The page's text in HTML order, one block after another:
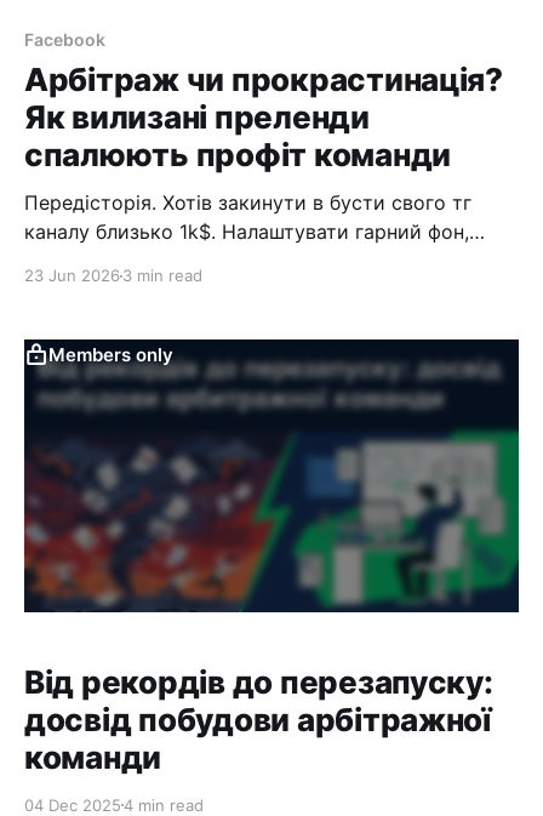
Facebook
Арбітраж чи прокрастинація?
Як вилизані преленди
спалюють профіт команди
Передісторія. Хотів закинути в бусти свого тг
каналу близько 1k$. Налаштувати гарний фон,
Валерійовича. Коли почав розкручувати цю думку,
дійшло: ТГ-канали — верхівка айсберга. Ця
проблема — головна ментальна хвороба в
аффілейт-маркетингу. Зливаємо
23 Jun 2026 3 min read
Members only
Від рекордів до перезапуску:
досвід побудови арбітражної
команди
04 Dec 20254 min read